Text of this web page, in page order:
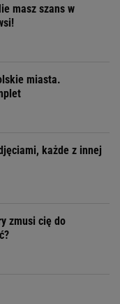
masz szans w
miasta.
każde z innej
zmusi cię do